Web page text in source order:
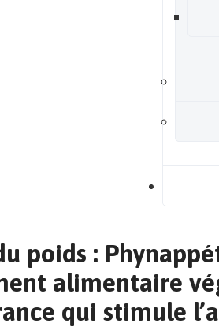
poids :
alimentaire
qui stimule